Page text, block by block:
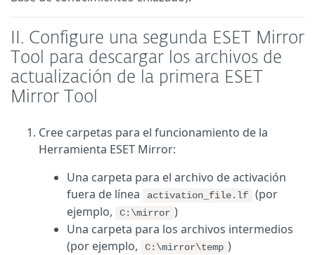
II. Configure una segunda ESET Mirror
Tool para descargar los archivos de
actualización de la primera ESET
Mirror Tool
Cree carpetas para el funcionamiento de la
Herramienta ESET Mirror:
Una carpeta para el archivo de activación
fuera de línea
activation_file.lf
(por
ejemplo,
C:\mirror )
Una carpeta para los archivos intermedios
(por ejemplo,
C:\mirror\temp )